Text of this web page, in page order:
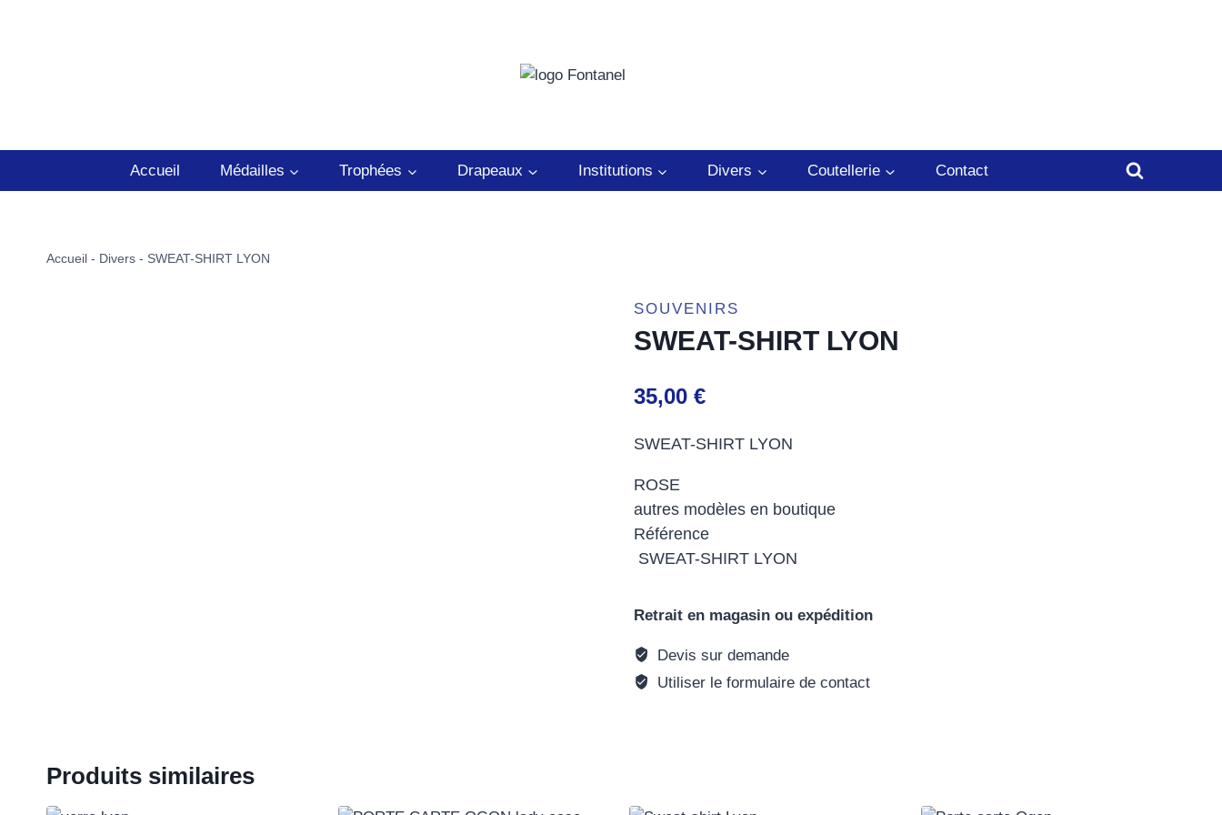
Accueil Médailles Trophées Drapeaux Institutions Divers Coutellerie Contact
Accueil - Divers - SWEAT-SHIRT LYON
SOUVENIRS
SWEAT-SHIRT LYON
35,00 €
SWEAT-SHIRT LYON
ROSE
autres modèles en boutique
Référence
SWEAT-SHIRT LYON
Retrait en magasin ou expédition
Devis sur demande
Utiliser le formulaire de contact
Produits similaires